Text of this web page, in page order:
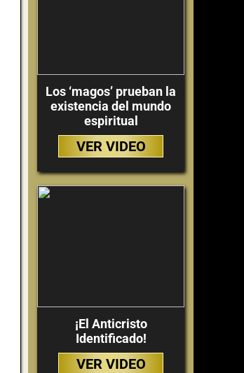
Los ‘magos’ prueban la
existencia del mundo
espiritual
VER VIDEO
¡El Anticristo
Identificado!
VER VIDEO